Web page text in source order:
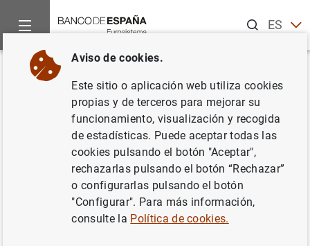
ESEN
Inicio Publicaciones
Volver
Octubre 2008
Serie: Boletín Estadístico.
Aviso de cookies.
Este sitio o aplicación web utiliza cookies
propias y de terceros para mejorar su
funcionamiento, visualización y recogida
de estadísticas. Puede aceptar todas las
cookies pulsando el botón "Aceptar",
rechazarlas pulsando el botón “Rechazar”
o configurarlas pulsando el botón
"Configurar". Para más información,
consulte la Política de cookies.